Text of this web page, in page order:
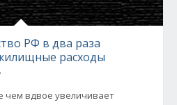
РФ в два раза
расходы
чем вдвое увеличивает